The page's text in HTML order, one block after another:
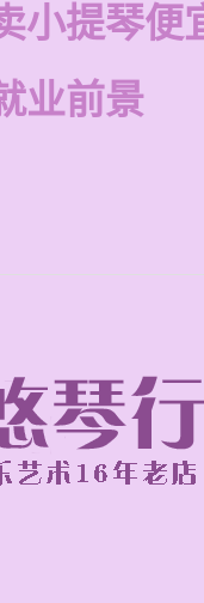
小提琴便
业前景